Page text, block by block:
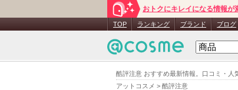
酷評注意 おすすめ最新情報。口コミ・人
アットコスメ > 酷評注意
おトクにキレイになる情報が
TOP ランキング ブランド ブログ